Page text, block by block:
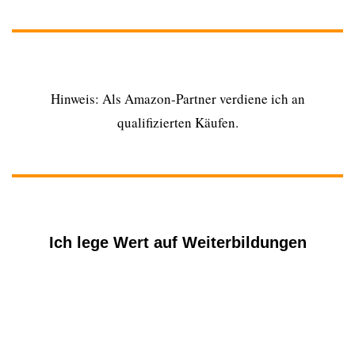
Hinweis: Als Amazon-Partner verdiene ich an
qualifizierten Käufen.
Ich lege Wert auf Weiterbildungen